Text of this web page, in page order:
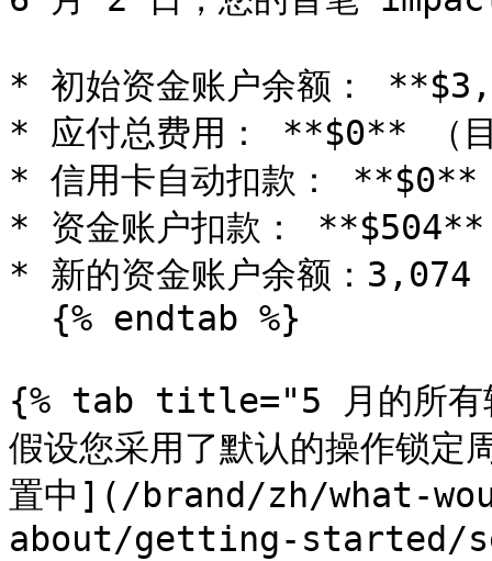
* 初始资金账户余额：
* 应付总费用： **$0** （目
* 信用卡自动扣款： **$0**
* 资金账户扣款： **$504**
* 新的资金账户余额：
{% tab title="5 月的所有
假设您采用了默认的操作锁
置中](/brand/zh/what-
about/getting-started/